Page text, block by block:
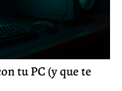
tu PC (y que te